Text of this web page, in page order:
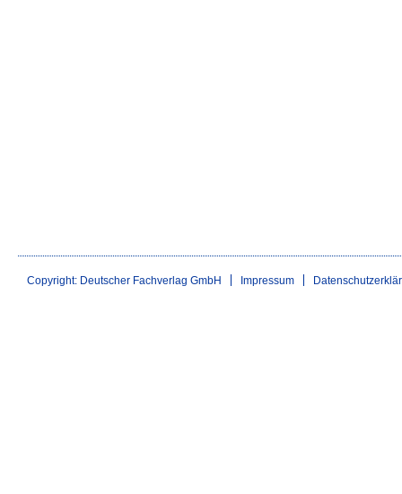
Copyright: Deutscher Fachverlag GmbH Impressum